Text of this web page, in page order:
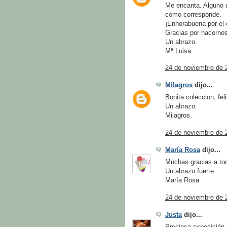
Me encanta.
como corresponde.
¡Enhorabuena por el
Gracias por
Un abrazo.
Mª Luisa
24 de noviembre de
Milagros dijo...
Bonita coleccion,
Un abrazo.
Milagros.
24 de noviembre de
María Rosadijo...
Muchas gracias a
Un abrazo fuerte.
María Rosa
24 de noviembre de
Justa dijo...